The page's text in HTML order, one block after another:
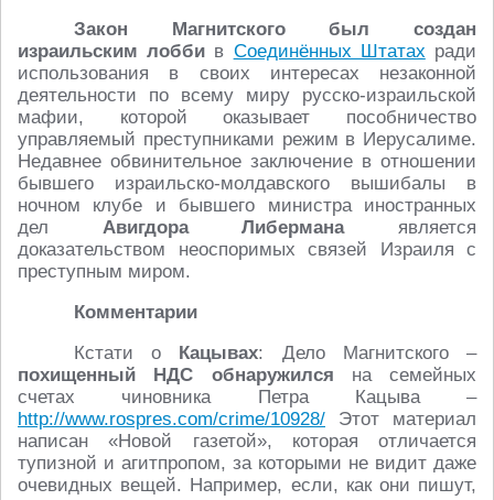
Закон Магнитского был создан
израильским лобби в Соединённых Штатах ради
использования в своих интересах незаконной
деятельности по всему миру русско-израильской
мафии, которой оказывает пособничество
управляемый преступниками режим в Иерусалиме.
Недавнее обвинительное заключение в отношении
бывшего израильско-молдавского вышибалы в
ночном клубе и бывшего министра иностранных
дел Авигдора Либерманаявляется
доказательством неоспоримых связей Израиля с
преступным миром.
Комментарии
Кстати о Кацывах: Дело Магнитского –
похищенный НДС обнаружился на семейных
счетах чиновника Петра Кацыва –
http://www.rospres.com/crime/10928/ Этот материал
написан «Новой газетой», которая отличается
тупизной и агитпропом, за которыми не видит даже
очевидных вещей. Например, если, как они пишут,